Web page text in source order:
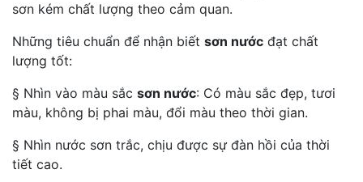
sơn kém chất lượng theo cảm quan.
Những tiêu chuẩn để nhận biết sơn nước đạt chất
lượng tốt:
§ Nhìn vào màu sắc sơn nước: Có màu sắc đẹp, tươi
màu, không bị phai màu, đổi màu theo thời gian.
§ Nhìn nước sơn trắc, chịu được sự đàn hồi của thời
tiết cao.